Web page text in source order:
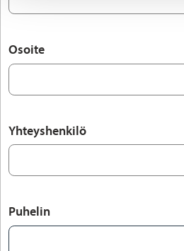
Osoite
Yhteyshenkilö
Puhelin